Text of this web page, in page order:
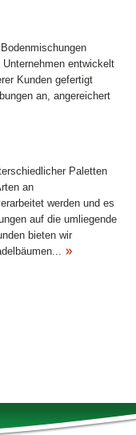
entwickelt
Kunden gefertigt
an, angereichert
Paletten
an
werden und es
auf die umliegende
bieten wir